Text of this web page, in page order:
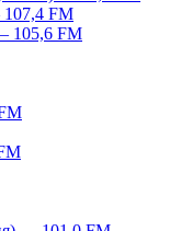
FM
105,6 FM